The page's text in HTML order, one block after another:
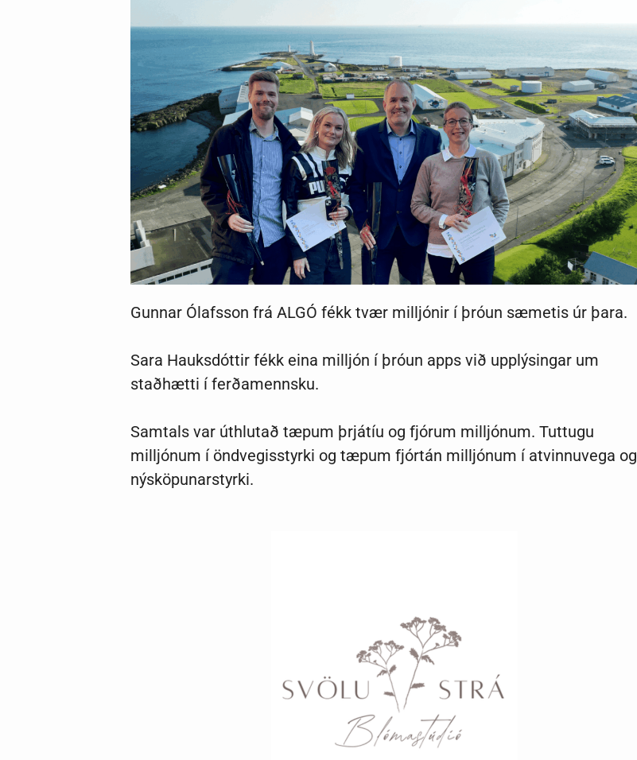
Gunnar Ólafsson frá ALGÓ fékk tvær milljónir í þróun sæmetis úr þara.
Sara Hauksdóttir fékk eina milljón í þróun apps við upplýsingar um
staðhætti í ferðamennsku.
Samtals var úthlutað tæpum þrjátíu og fjórum milljónum. Tuttugu
milljónum í öndvegisstyrki og tæpum fjórtán milljónum í atvinnuvega og
nýsköpunarstyrki.